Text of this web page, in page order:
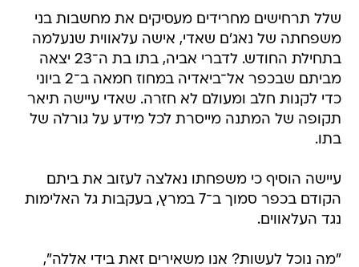
שלל תרחישים מחרידים מעסיקים את מחשבות בני
משפחתה של נאג'ם שאדי, אישה עלאווית שנעלמה
בתחילת החודש. לדברי אביה, בתו בת ה־23 יצאה
מביתם שבכפר אל־ביאדיה במחוז חמאה ב־2 ביוני
כדי לקנות חלב ומעולם לא חזרה. שאדי עיישה תיאר
תקופה של המתנה מייסרת לכל מידע על גורלה של
בתו.
עיישה הוסיף כי משפחתו נאלצה לעזוב את ביתם
הקודם בכפר סמוך ב־7 במרץ, בעקבות גל האלימות
נגד העלאווים.
"מה נוכל לעשות? אנו משאירים זאת בידי אללה",